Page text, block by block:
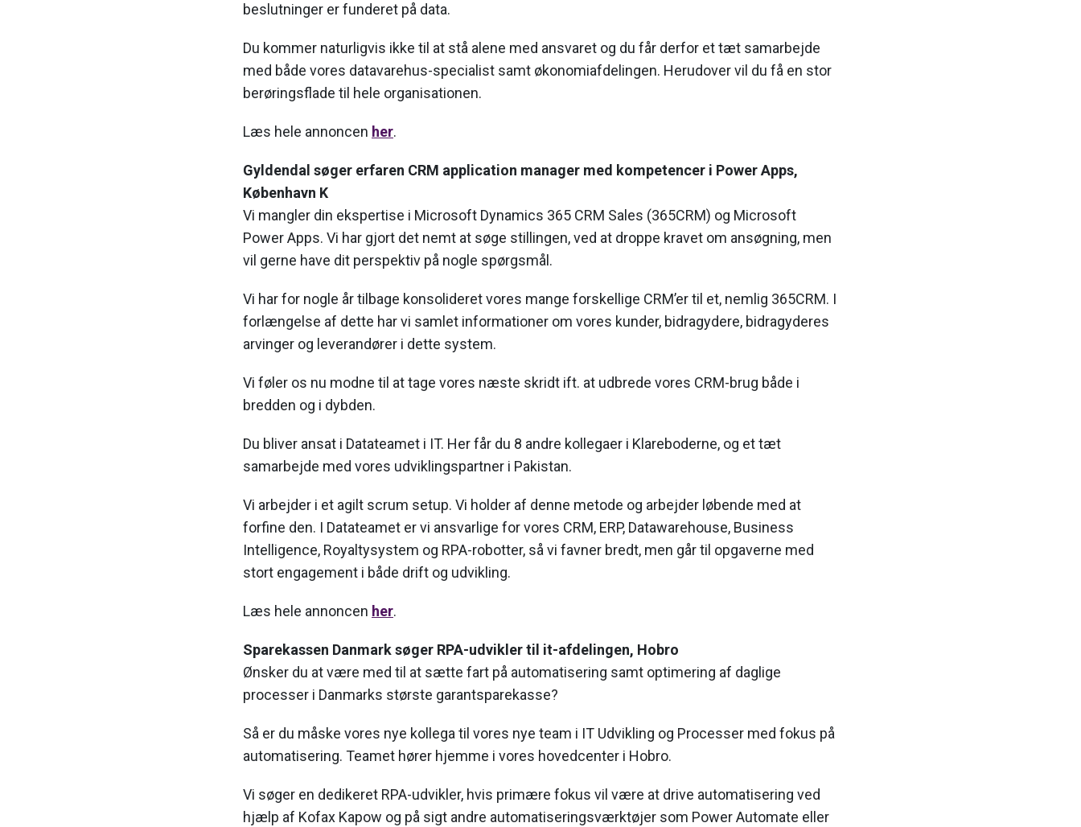
beslutninger er funderet på data.
Du kommer naturligvis ikke til at stå alene med ansvaret og du får derfor et tæt samarbejde
med både vores datavarehus-specialist samt økonomiafdelingen. Herudover vil du få en stor
berøringsflade til hele organisationen.
Læs hele annoncen her.
Gyldendal søger erfaren CRM application manager med kompetencer i Power Apps,
København K
Vi mangler din ekspertise i Microsoft Dynamics 365 CRM Sales (365CRM) og Microsoft
Power Apps. Vi har gjort det nemt at søge stillingen, ved at droppe kravet om ansøgning, men
vil gerne have dit perspektiv på nogle spørgsmål.
Vi har for nogle år tilbage konsolideret vores mange forskellige CRM’er til et, nemlig 365CRM. I
forlængelse af dette har vi samlet informationer om vores kunder, bidragydere, bidragyderes
arvinger og leverandører i dette system.
Vi føler os nu modne til at tage vores næste skridt ift. at udbrede vores CRM-brug både i
bredden og i dybden.
Du bliver ansat i Datateamet i IT. Her får du 8 andre kollegaer i Klareboderne, og et tæt
samarbejde med vores udviklingspartner i Pakistan.
Vi arbejder i et agilt scrum setup. Vi holder af denne metode og arbejder løbende med at
forfine den. I Datateamet er vi ansvarlige for vores CRM, ERP, Datawarehouse, Business
Intelligence, Royaltysystem og RPA-robotter, så vi favner bredt, men går til opgaverne med
stort engagement i både drift og udvikling.
Læs hele annoncen her.
Sparekassen Danmark søger RPA-udvikler til it-afdelingen, Hobro
Ønsker du at være med til at sætte fart på automatisering samt optimering af daglige
processer i Danmarks største garantsparekasse?
Så er du måske vores nye kollega til vores nye team i IT Udvikling og Processer med fokus på
automatisering. Teamet hører hjemme i vores hovedcenter i Hobro.
Vi søger en dedikeret RPA-udvikler, hvis primære fokus vil være at drive automatisering ved
hjælp af Kofax Kapow og på sigt andre automatiseringsværktøjer som Power Automate eller